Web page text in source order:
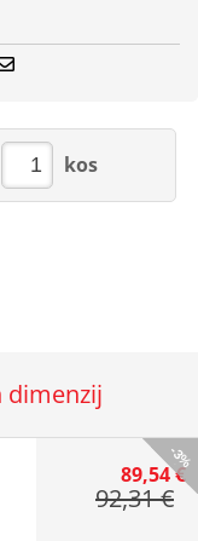
kos
dimenzij
-3%
89,54 €
92,31 €